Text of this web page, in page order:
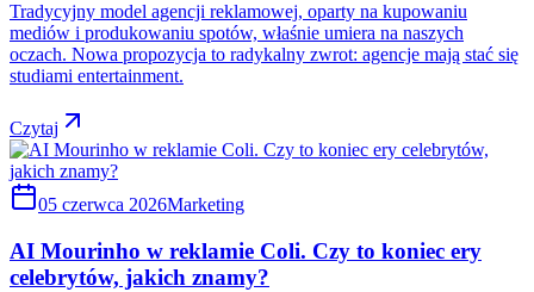
Tradycyjny model agencji reklamowej, oparty na kupowaniu
mediów i produkowaniu spotów, właśnie umiera na naszych
oczach. Nowa propozycja to radykalny zwrot: agencje mają stać się
studiami entertainment.
Czytaj
05 czerwca 2026Marketing
AI Mourinho w reklamie Coli. Czy to koniec ery
celebrytów, jakich znamy?